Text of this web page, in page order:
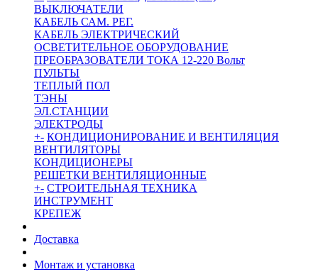
ВЫКЛЮЧАТЕЛИ
КАБЕЛЬ САМ. РЕГ.
КАБЕЛЬ ЭЛЕКТРИЧЕСКИЙ
ОСВЕТИТЕЛЬНОЕ ОБОРУДОВАНИЕ
ПРЕОБРАЗОВАТЕЛИ ТОКА 12-220 Вольт
ПУЛЬТЫ
ТЕПЛЫЙ ПОЛ
ТЭНЫ
ЭЛ.СТАНЦИИ
ЭЛЕКТРОДЫ
+- КОНДИЦИОНИРОВАНИЕ И ВЕНТИЛЯЦИЯ
ВЕНТИЛЯТОРЫ
КОНДИЦИОНЕРЫ
РЕШЕТКИ ВЕНТИЛЯЦИОННЫЕ
+- СТРОИТЕЛЬНАЯ ТЕХНИКА
ИНСТРУМЕНТ
КРЕПЕЖ
Доставка
Монтаж и установка